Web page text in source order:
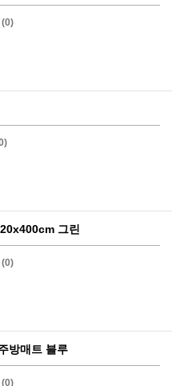
(0)
그린
(0)
방매트 블루
(0)